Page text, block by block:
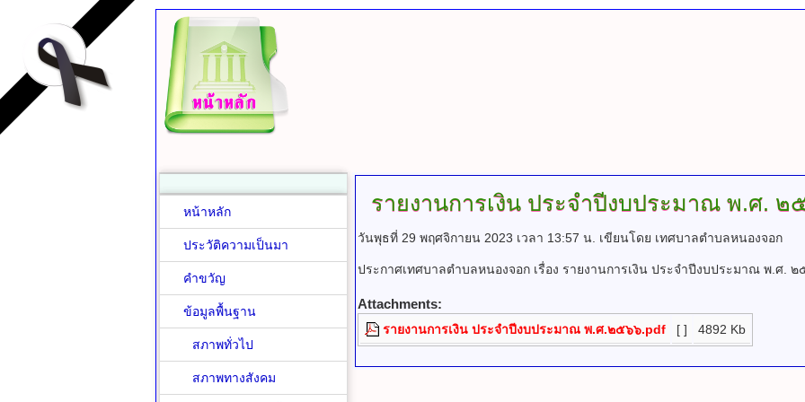
รายงานการเงิน ประจำปีงบประมาณ พ.ศ. ๒
วันพุธที่ 29 พฤศจิกายน 2023 เวลา 13:57 น. เขียนโดย เทศบาลตำบลหนองจอก
ประกาศเทศบาลตำบลหนองจอก เรื่อง รายงานการเงิน ประจำปีงบประมาณ พ.ศ. ๒
Attachments:
รายงานการเงิน ประจำปีงบประมาณ พ.ศ.๒๕๖๖.pdf [ ] 4892 Kb
หน้าหลัก
ประวัติความเป็นมา
คำขวัญ
ข้อมูลพื้นฐาน
สภาพทั่วไป
สภาพทางสังคม